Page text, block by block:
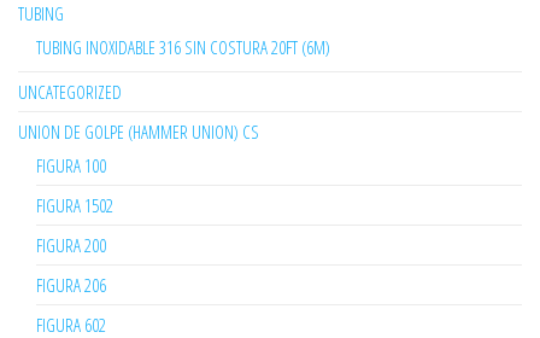
TUBING
TUBING INOXIDABLE 316 SIN COSTURA 20FT (6M)
UNCATEGORIZED
UNION DE GOLPE (HAMMER UNION) CS
FIGURA 100
FIGURA 1502
FIGURA 200
FIGURA 206
FIGURA 602